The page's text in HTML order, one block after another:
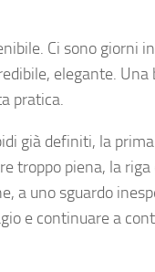
Ci sono giorni
elegante. Una
pratica.
già definiti, la
troppo piena, la
a uno sguardo
e continuare a